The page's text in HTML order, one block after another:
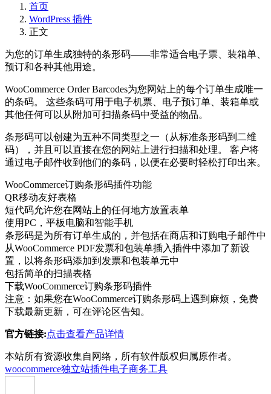
首页
WordPress 插件
正文
为您的订单生成独特的条形码——非常适合电子票、装箱单、
预订和各种其他用途。
WooCommerce Order Barcodes为您网站上的每个订单生成唯一
的条码。 这些条码可用于电子机票、电子预订单、装箱单或
其他任何可以从附加可扫描条码中受益的物品。
条形码可以创建为五种不同类型之一（从标准条形码到二维
码），并且可以直接在您的网站上进行扫描和处理。 客户将
通过电子邮件收到他们的条码，以便在必要时轻松打印出来。
WooCommerce订购条形码插件功能
QR移动友好表格
短代码允许您在网站上的任何地方放置表单
使用PC，平板电脑和智能手机
条形码是为所有订单生成的，并包括在商店和订购电子邮件中
从WooCommerce PDF发票和包装单插入插件中添加了新设
置，以将条形码添加到发票和包装单元中
包括简单的扫描表格
下载WooCommerce订购条形码插件
注意：如果您在WooCommerce订购条形码上遇到麻烦，免费
下载最新更新，可在评论区告知。
官方链接:点击查看产品详情
本站所有资源收集自网络，所有软件版权归属原作者。
woocommerce独立站插件电子商务工具